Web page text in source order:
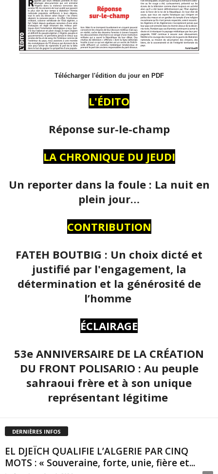
Télécharger l'édition du jour en PDF
L'ÉDITO
Réponse sur-le-champ
LA CHRONIQUE DU JEUDI
Un reporter dans la foule : La nuit en
plein jour…
CONTRIBUTION
FATEH BOUTBIG : Un choix dicté et
justifié par l'engagement, la
détermination et la générosité de
l’homme
ÉCLAIRAGE
53e ANNIVERSAIRE DE LA CRÉATION
DU FRONT POLISARIO : Au peuple
sahraoui frère et à son unique
représentant légitime
DERNIÈRES INFOS
EL DJEÏCH QUALIFIE L’ALGERIE PAR CINQ
MOTS : « Souveraine, forte, unie, fière et...